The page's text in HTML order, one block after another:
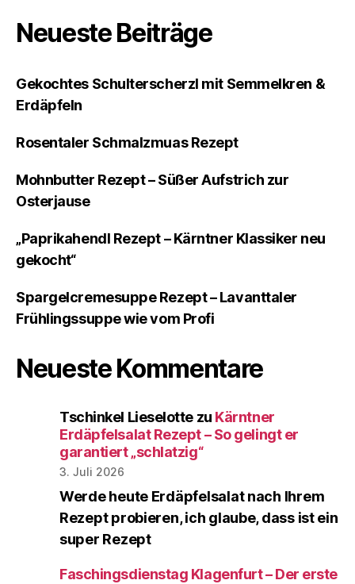
Neueste Beiträge
Gekochtes Schulterscherzl mit Semmelkren &
Erdäpfeln
Rosentaler Schmalzmuas Rezept
Mohnbutter Rezept – Süßer Aufstrich zur
Osterjause
„Paprikahendl Rezept – Kärntner Klassiker neu
gekocht“
Spargelcremesuppe Rezept – Lavanttaler
Frühlingssuppe wie vom Profi
Neueste Kommentare
Tschinkel Lieselotte zu Kärntner
Erdäpfelsalat Rezept – So gelingt er
garantiert „schlatzig“
3. Juli 2026
Werde heute Erdäpfelsalat nach Ihrem
Rezept probieren, ich glaube, dass ist ein
super Rezept
Faschingsdienstag Klagenfurt – Der erste